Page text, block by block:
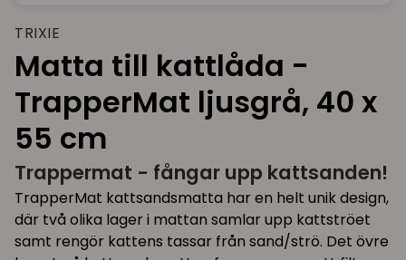
TRIXIE
Matta till kattlåda -
TrapperMat ljusgrå, 40 x
55 cm
Trappermat - fångar upp kattsanden!
TrapperMat kattsandsmatta har en helt unik design,
där två olika lager i mattan samlar upp kattströet
samt rengör kattens tassar från sand/strö. Det övre